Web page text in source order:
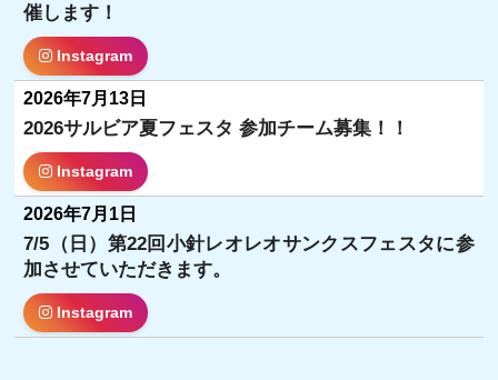
催します！
Instagram
2026年7月13日
2026サルビア夏フェスタ 参加チーム募集！！
Instagram
2026年7月1日
7/5（日）第22回小針レオレオサンクスフェスタに参
加させていただきます。
Instagram